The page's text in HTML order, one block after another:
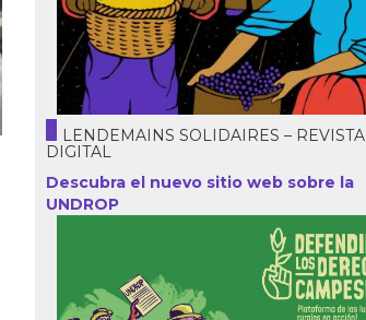
LENDEMAINS SOLIDAIRES – REVISTA
DIGITAL
Descubra el nuevo sitio web sobre la
UNDROP